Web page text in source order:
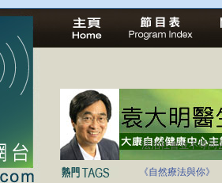
法治社會並不等同
自家教育合法化-
《自然療法與你》